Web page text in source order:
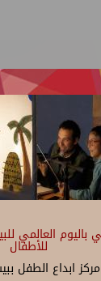
العالمي
للأطفال
مركز ابداع الطفل